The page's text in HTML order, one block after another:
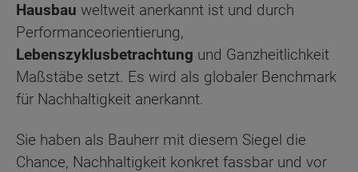
Hausbau weltweit anerkannt ist und durch
Performanceorientierung,
Lebenszyklusbetrachtung und Ganzheitlichkeit
Maßstäbe setzt. Es wird als globaler Benchmark
für Nachhaltigkeit anerkannt.
Sie haben als Bauherr mit diesem Siegel die
Chance, Nachhaltigkeit konkret fassbar und vor